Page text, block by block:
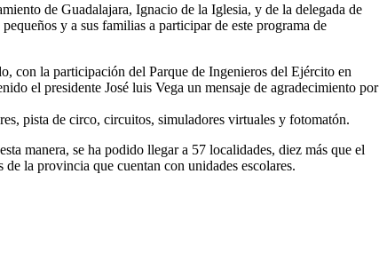
de Guadalajara, Ignacio de la Iglesia, y de la delegada de
y a sus familias a participar de este programa de
con la participación del Parque de Ingenieros del Ejército en
el presidente José luis Vega un mensaje de agradecimiento por
pista de circo, circuitos, simuladores virtuales y fotomatón.
manera, se ha podido llegar a 57 localidades, diez más que el
la provincia que cuentan con unidades escolares.